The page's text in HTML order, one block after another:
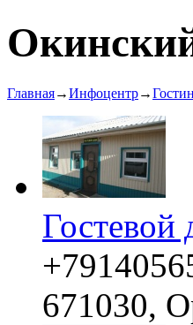
Главная→Инфоцентр→
671030,